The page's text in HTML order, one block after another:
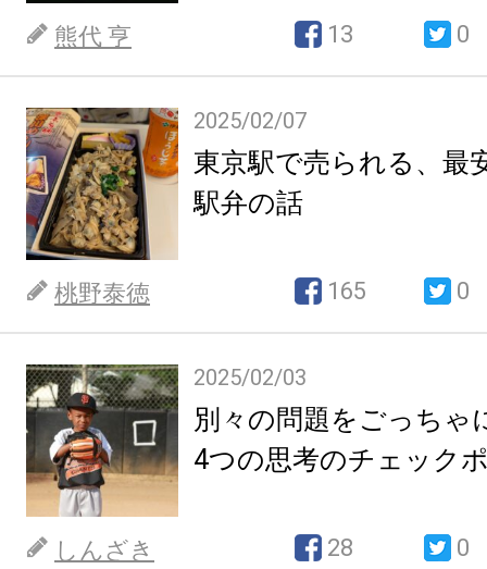
熊代 亨 13 0
2025/02/07
東京駅で売られる、最
駅弁の話
桃野泰徳 165 0
2025/02/03
別々の問題をごっちゃ
4つの思考のチェック
しんざき 28 0